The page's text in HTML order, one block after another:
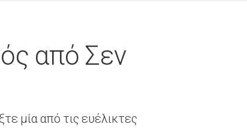
από Σεν
μία από τις ευέλικτες